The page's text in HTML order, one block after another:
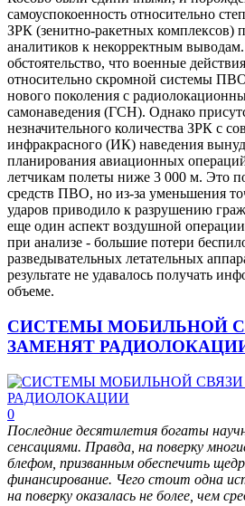
самоуспокоенность относительно
ЗРК (зенитно-ракетных комплексов)
аналитиков к некорректным
обстоятельство, что военные
относительно скромной системы
нового поколения с
самонаведения (ГСН). Однако
незначительного количества ЗРК с
инфракрасного (ИК) наведения
планирования авиационных
летчикам полеты ниже 3 000 м. Это
средств ПВО, но из-за уменьшения
ударов приводило к разрушению
еще один аспект воздушной
при анализе - большие потери
разведывательных летательных
результате не удавалось получать
объеме.
СИСТЕМЫ МОБИЛЬНОЙ
ЗАМЕНЯТ
0
Последние десятилетия богаты
сенсациями. Правда, на поверку
блефом, призванным обеспечить
финансирование. Чего стоит одна
на поверку оказалась не более, чем